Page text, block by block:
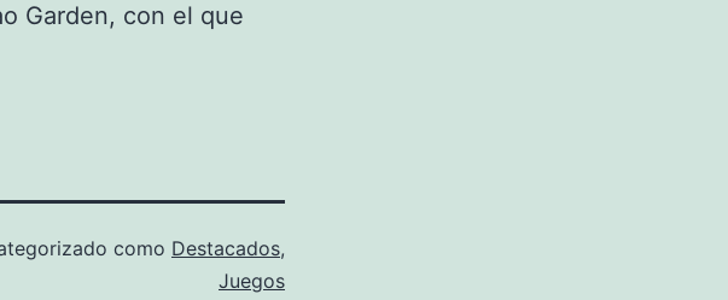
Garden, con el que
como Destacados,
Juegos